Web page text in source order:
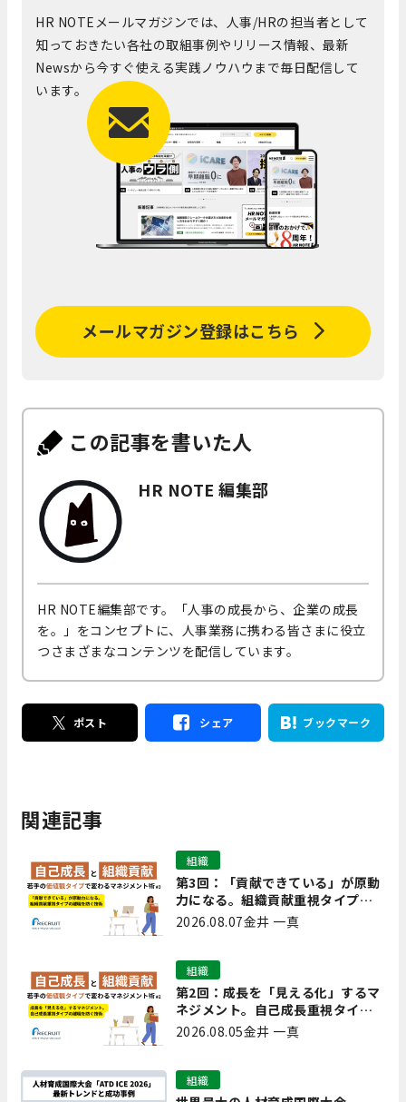
HR NOTEメールマガジンでは、人事/HRの担当者として
知っておきたい各社の取組事例やリリース情報、最新
Newsから今すぐ使える実践ノウハウまで毎日配信して
います。
メールマガジン登録はこちら
この記事を書いた人
HR NOTE 編集部
HR NOTE編集部です。「人事の成長から、企業の成長
を。」をコンセプトに、人事業務に携わる皆さまに役立
つさまざまなコンテンツを配信しています。
ポスト シェア ブックマーク
関連記事
第3回：「貢献できている」が原動
力になる。組織貢献重視タイプの
離職を防ぐ技術
組織
2026.08.07金井 一真
第2回：成長を「見える化」するマ
ネジメント。自己成長重視タイプ
の離職を防ぐ技術
組織
2026.08.05金井 一真
組織